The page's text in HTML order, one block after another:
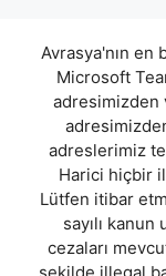
Avrasya'nın en
Microsoft
adresimizden
adreslerimiz
Harici hiçbir
Lütfen itibar
sayılı kanun
cezaları